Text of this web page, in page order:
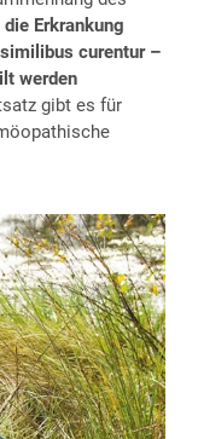
Erkrankung
curentur –
werden
gibt es für